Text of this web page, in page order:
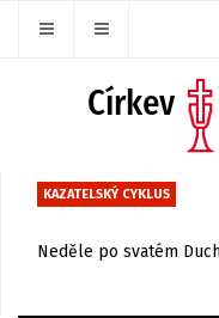
KAZATELSKÝ CYKLUS
Neděle po svatém